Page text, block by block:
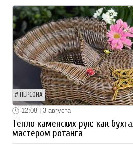
ПЕРСОНА
12:08 | 3 августа
Тепло каменских рук: как
мастером ротанга